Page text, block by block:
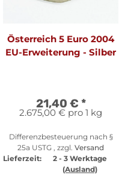
Österreich 5 Euro 2004
EU-Erweiterung - Silber
21,40 € *
2.675,00 € pro 1 kg
Differenzbesteuerung nach §
25a USTG , zzgl. Versand
Lieferzeit:
2 - 3 Werktage
(Ausland)